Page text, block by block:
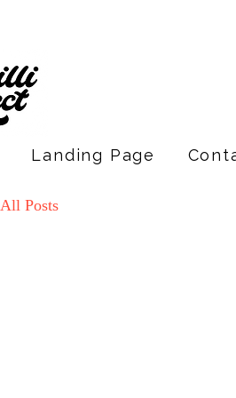
Landing Page
All Posts